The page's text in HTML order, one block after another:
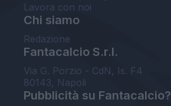
Lavora con noi
Chi siamo
Redazione
Fantacalcio S.r.l.
Via G. Porzio - CdN, Is. F4
80143, Napoli
Pubblicità su Fantacalcio?